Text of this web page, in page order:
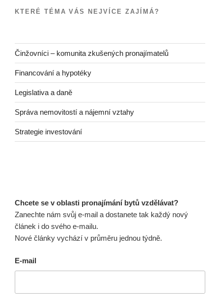
KTERÉ TÉMA VÁS NEJVÍCE ZAJÍMÁ?
Činžovníci – komunita zkušených pronajímatelů
Financování a hypotéky
Legislativa a daně
Správa nemovitostí a nájemní vztahy
Strategie investování
Chcete se v oblasti pronajímání bytů vzdělávat?
Zanechte nám svůj e-mail a dostanete tak každý nový
článek i do svého e-mailu.
Nové články vychází v průměru jednou týdně.
E-mail